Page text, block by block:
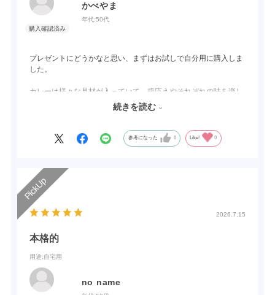
かべやま
年代:50代
プレゼントにどうかなと思い、まずはお試しで自分用に購入しま
した。
​カレーは様々な具材が入っていて、歯応えやそれぞれの味を楽し
みながら食べることができました。
分になれます。
いかもしれません。
お相手の自宅に直接配送してもらう形にするのが良さそうです！
続きを読む
参考になった 0 Like! 0
2026.7.15
本格的
用途:自宅用
no name